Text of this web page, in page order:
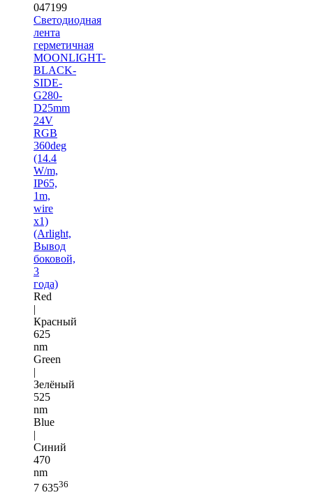
047199
Светодиодная
лента
герметичная
MOONLIGHT-
BLACK-
SIDE-
G280-
D25mm
24V
RGB
360deg
(14.4
W/m,
IP65,
1m,
wire
x1)
(Arlight,
Вывод
боковой,
3
года)
Red
|
Красный
625
nm
Green
|
Зелёный
525
nm
Blue
|
Синий
470
nm
7 63536